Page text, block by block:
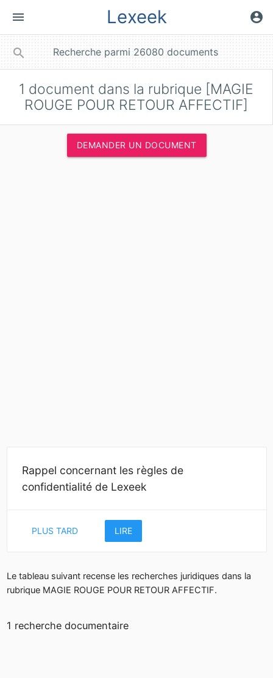
menu Lexeek account_circle
search
1 document dans la rubrique [MAGIE
ROUGE POUR RETOUR AFFECTIF]
DEMANDER UN DOCUMENT
Rappel concernant les règles de
confidentialité de Lexeek
PLUS TARD LIRE
Le tableau suivant recense les recherches juridiques dans la
rubrique MAGIE ROUGE POUR RETOUR AFFECTIF.
1 recherche documentaire